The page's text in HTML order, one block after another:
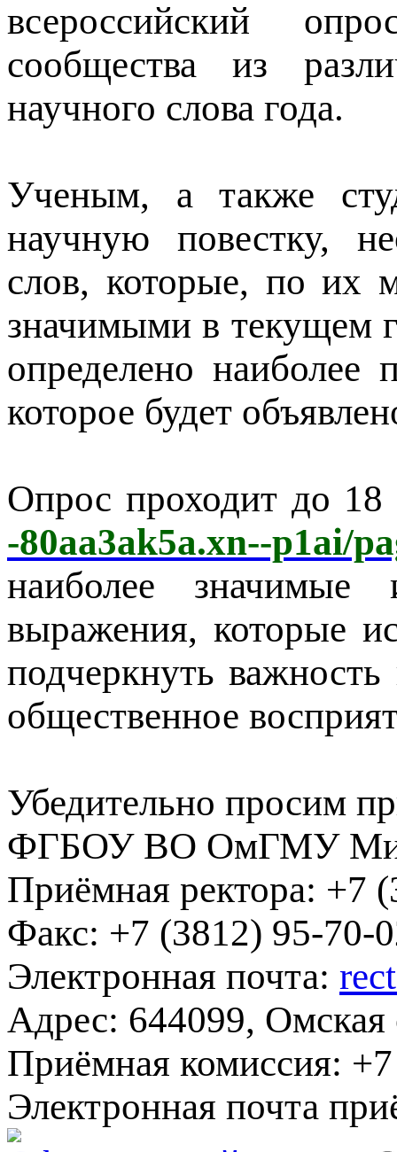
всероссийский
сообщества из
научного слова года.
Ученым, а также
научную повестку,
слов, которые, по их
значимыми в текущем
определено наиболее
которое будет
Опрос проходит до
-80aa3ak5a.xn--p1ai/
наиболее
выражения, которые
подчеркнуть
общественное
Убедительно просим
ФГБОУ ВО ОмГМУ
Приёмная ректора: +7
Факс: +7 (3812) 95-70-
Электронная почта:
Адрес: 644099, Омская
Приёмная комиссия:
Электронная почта